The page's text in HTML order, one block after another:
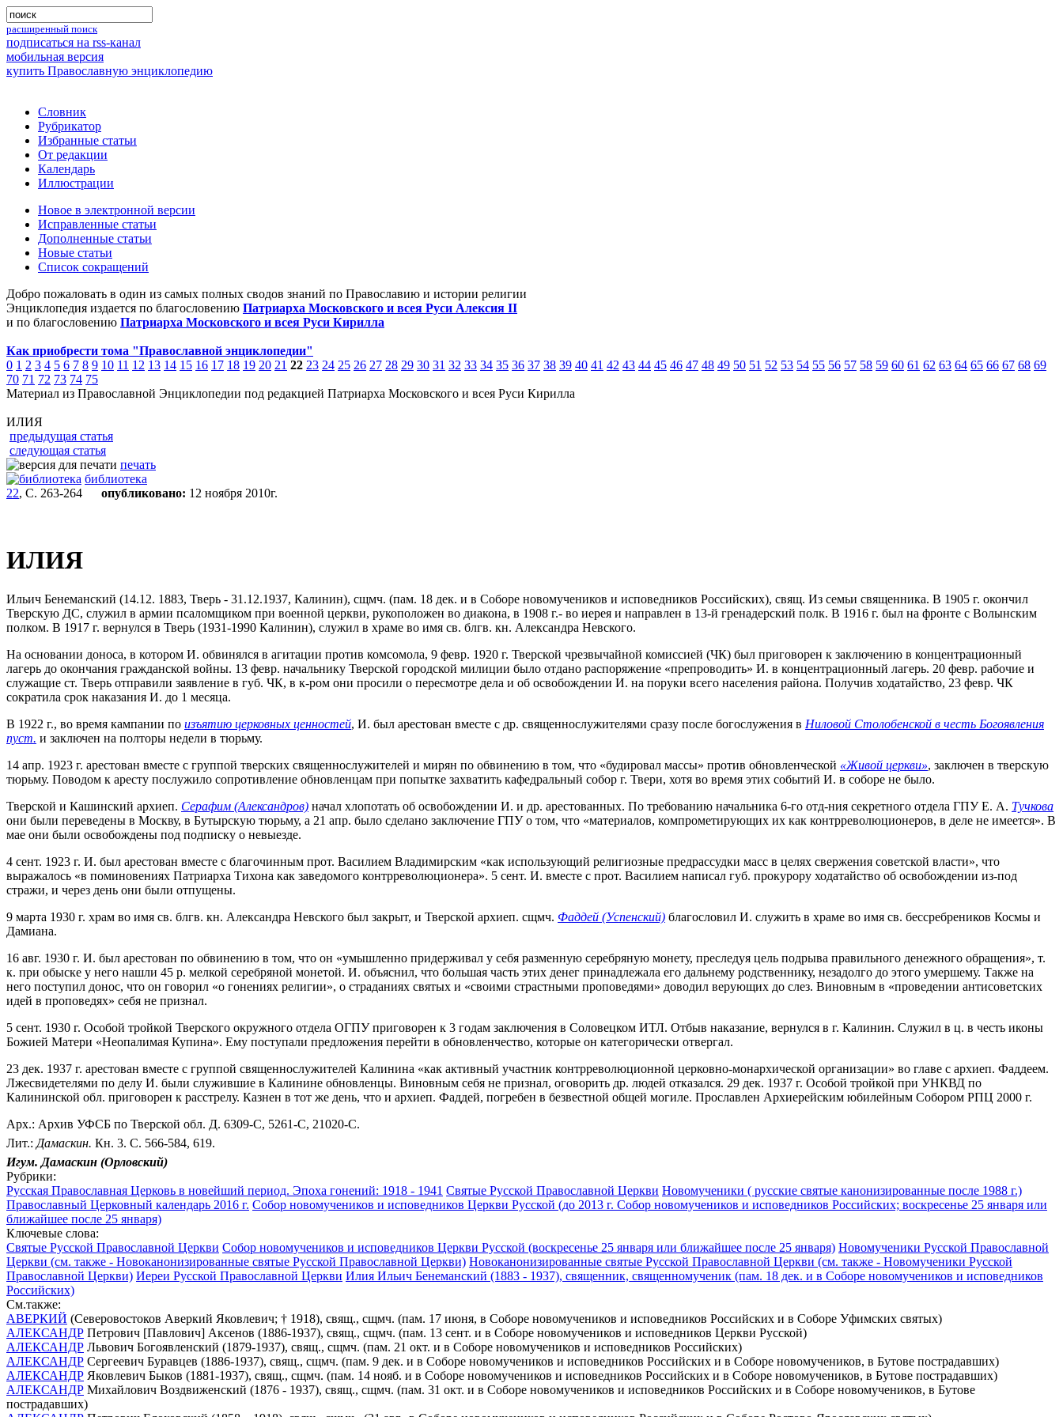
расширенный поиск
подписаться на rss-канал
мобильная версия
купить Православную энциклопедию
Словник
Рубрикатор
Избранные статьи
От редакции
Календарь
Иллюстрации
Новое в электронной версии
Исправленные статьи
Дополненные статьи
Новые статьи
Список сокращений
Добро пожаловать в один из самых полных сводов знаний по Православию и истории религии
Энциклопедия издается по благословению Патриарха Московского и всея Руси Алексия II
и по благословению Патриарха Московского и всея Руси Кирилла
Как приобрести тома "Православной энциклопедии"
0 1 2 3 4 5 6 7 8 9 10 11 12 13 14 15 16 17 18 19 20 21 22 23 24 25 26 27 28 29 30 31 32 33 34 35 36 37 38 39 40 41 42 43 44 45 46 47 48 49 50 51 52 53 54 55 56 57 58 59 60 61 62 63 64 65 66 67 68 69
70 71 72 73 74 75
Материал из Православной Энциклопедии под редакцией Патриарха Московского и всея Руси Кирилла
ИЛИЯ
предыдущая статья
следующая статья
печать
библиотека
22, С. 263-264 опубликовано: 12 ноября 2010г.
ИЛИЯ
Ильич Бенеманский (14.12. 1883, Тверь - 31.12.1937, Калинин), сщмч. (пам. 18 дек. и в Соборе новомучеников и исповедников Российских), свящ. Из семьи священника. В 1905 г. окончил
Тверскую ДС, служил в армии псаломщиком при военной церкви, рукоположен во диакона, в 1908 г.- во иерея и направлен в 13-й гренадерский полк. В 1916 г. был на фронте с Волынским
полком. В 1917 г. вернулся в Тверь (1931-1990 Калинин), служил в храме во имя св. блгв. кн. Александра Невского.
На основании доноса, в котором И. обвинялся в агитации против комсомола, 9 февр. 1920 г. Тверской чрезвычайной комиссией (ЧК) был приговорен к заключению в концентрационный
лагерь до окончания гражданской войны. 13 февр. начальнику Тверской городской милиции было отдано распоряжение «препроводить» И. в концентрационный лагерь. 20 февр. рабочие и
служащие ст. Тверь отправили заявление в губ. ЧК, в к-ром они просили о пересмотре дела и об освобождении И. на поруки всего населения района. Получив ходатайство, 23 февр. ЧК
сократила срок наказания И. до 1 месяца.
В 1922 г., во время кампании по изъятию церковных ценностей, И. был арестован вместе с др. священнослужителями сразу после богослужения в Ниловой Столобенской в честь Богоявления
пуст. и заключен на полторы недели в тюрьму.
14 апр. 1923 г. арестован вместе с группой тверских священнослужителей и мирян по обвинению в том, что «будировал массы» против обновленческой «Живой церкви», заключен в тверскую
тюрьму. Поводом к аресту послужило сопротивление обновленцам при попытке захватить кафедральный собор г. Твери, хотя во время этих событий И. в соборе не было.
Тверской и Кашинский архиеп. Серафим (Александров) начал хлопотать об освобождении И. и др. арестованных. По требованию начальника 6-го отд-ния секретного отдела ГПУ Е. А. Тучкова
они были переведены в Москву, в Бутырскую тюрьму, а 21 апр. было сделано заключение ГПУ о том, что «материалов, компрометирующих их как контрреволюционеров, в деле не имеется». В
мае они были освобождены под подписку о невыезде.
4 сент. 1923 г. И. был арестован вместе с благочинным прот. Василием Владимирским «как использующий религиозные предрассудки масс в целях свержения советской власти», что
выражалось «в поминовениях Патриарха Тихона как заведомого контрреволюционера». 5 сент. И. вместе с прот. Василием написал губ. прокурору ходатайство об освобождении из-под
стражи, и через день они были отпущены.
9 марта 1930 г. храм во имя св. блгв. кн. Александра Невского был закрыт, и Тверской архиеп. сщмч. Фаддей (Успенский) благословил И. служить в храме во имя св. бессребреников Космы и
Дамиана.
16 авг. 1930 г. И. был арестован по обвинению в том, что он «умышленно придерживал у себя разменную серебряную монету, преследуя цель подрыва правильного денежного обращения», т.
к. при обыске у него нашли 45 р. мелкой серебряной монетой. И. объяснил, что большая часть этих денег принадлежала его дальнему родственнику, незадолго до этого умершему. Также на
него поступил донос, что он говорил «о гонениях религии», о страданиях святых и «своими страстными проповедями» доводил верующих до слез. Виновным в «проведении антисоветских
идей в проповедях» себя не признал.
5 сент. 1930 г. Особой тройкой Тверского окружного отдела ОГПУ приговорен к 3 годам заключения в Соловецком ИТЛ. Отбыв наказание, вернулся в г. Калинин. Служил в ц. в честь иконы
Божией Матери «Неопалимая Купина». Ему поступали предложения перейти в обновленчество, которые он категорически отвергал.
23 дек. 1937 г. арестован вместе с группой священнослужителей Калинина «как активный участник контрреволюционной церковно-монархической организации» во главе с архиеп. Фаддеем.
Лжесвидетелями по делу И. были служившие в Калинине обновленцы. Виновным себя не признал, оговорить др. людей отказался. 29 дек. 1937 г. Особой тройкой при УНКВД по
Калининской обл. приговорен к расстрелу. Казнен в тот же день, что и архиеп. Фаддей, погребен в безвестной общей могиле. Прославлен Архиерейским юбилейным Собором РПЦ 2000 г.
Арх.: Архив УФСБ по Тверской обл. Д. 6309-С, 5261-С, 21020-С.
Лит.: Дамаскин. Кн. 3. С. 566-584, 619.
Игум. Дамаскин (Орловский)
Рубрики:
Русская Православная Церковь в новейший период. Эпоха гонений: 1918 - 1941 Святые Русской Православной Церкви Новомученики ( русские святые канонизированные после 1988 г.)
Православный Церковный календарь 2016 г. Собор новомучеников и исповедников Церкви Русской (до 2013 г. Собор новомучеников и исповедников Российских; воскресенье 25 января или
ближайшее после 25 января)
Ключевые слова:
Святые Русской Православной Церкви Собор новомучеников и исповедников Церкви Русской (воскресенье 25 января или ближайшее после 25 января) Новомученики Русской Православной
Церкви (см. также - Новоканонизированные святые Русской Православной Церкви) Новоканонизированные святые Русской Православной Церкви (см. также - Новомученики Русской
Православной Церкви) Иереи Русской Православной Церкви Илия Ильич Бенеманский (1883 - 1937), священник, священномученик (пам. 18 дек. и в Соборе новомучеников и исповедников
Российских)
См.также:
АВЕРКИЙ (Северовостоков Аверкий Яковлевич; † 1918), свящ., сщмч. (пам. 17 июня, в Соборе новомучеников и исповедников Российских и в Соборе Уфимских святых)
АЛЕКСАНДР Петрович [Павлович] Аксенов (1886-1937), свящ., сщмч. (пам. 13 сент. и в Соборе новомучеников и исповедников Церкви Русской)
АЛЕКСАНДР Львович Богоявленский (1879-1937), свящ., сщмч. (пам. 21 окт. и в Соборе новомучеников и исповедников Российских)
АЛЕКСАНДР Сергеевич Буравцев (1886-1937), свящ., сщмч. (пам. 9 дек. и в Соборе новомучеников и исповедников Российских и в Соборе новомучеников, в Бутове пострадавших)
АЛЕКСАНДР Яковлевич Быков (1881-1937), свящ., сщмч. (пам. 14 нояб. и в Cоборе новомучеников и исповедников Российских и в Соборе новомучеников, в Бутове пострадавших)
АЛЕКСАНДР Михайлович Воздвиженский (1876 - 1937), свящ., сщмч. (пам. 31 окт. и в Соборе новомучеников и исповедников Российских и в Соборе новомучеников, в Бутове
пострадавших)